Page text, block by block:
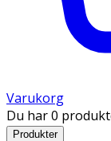
Varukorg
Du har 0
Produkter